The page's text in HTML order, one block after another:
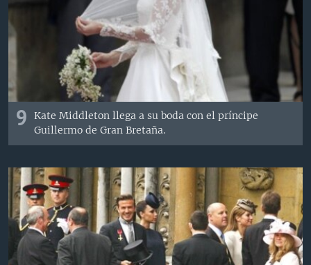
9
Kate Middleton llega a su boda con el príncipe
Guillermo de Gran Bretaña.